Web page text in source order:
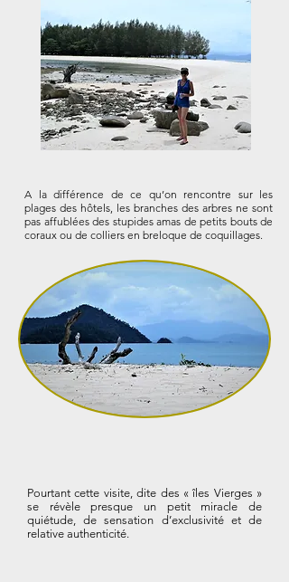
A la différence de ce qu’on rencontre sur les
plages des hôtels, les branches des arbres ne sont
pas affublées des stupides amas de petits bouts de
coraux ou de colliers en breloque de coquillages.
Pourtant cette visite, dite des « îles Vierges »
se révèle presque un petit miracle de
quiétude, de sensation d’exclusivité et de
relative authenticité.